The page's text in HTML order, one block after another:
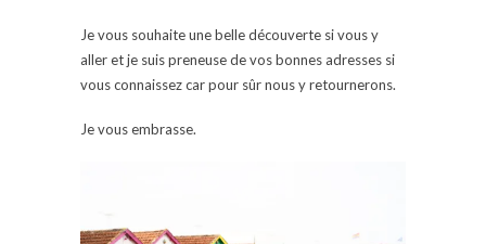
Je vous souhaite une belle découverte si vous y
aller et je suis preneuse de vos bonnes adresses si
vous connaissez car pour sûr nous y retournerons.
Je vous embrasse.